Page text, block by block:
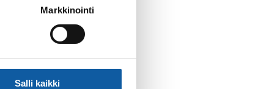
Markkinointi
Salli kaikki